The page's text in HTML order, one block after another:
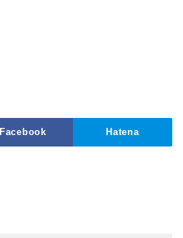
Facebook Hatena